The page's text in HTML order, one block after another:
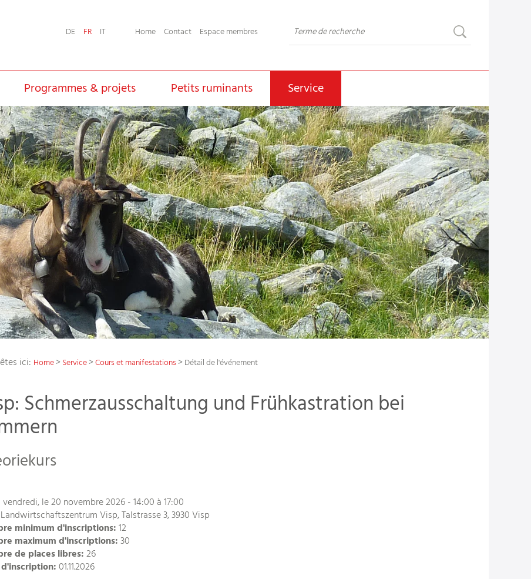
DE FR IT Home Contact Espace membres
Programmes & projets Petits ruminants Service
ici: Home>Service>Cours et manifestations>Détail de l'événement
Schmerzausschaltung und Frühkastration bei
vendredi, le 20 novembre 2026 - 14:00 à 17:00
Landwirtschaftszentrum Visp, Talstrasse 3, 3930 Visp
minimum d'inscriptions:12
maximum d'inscriptions:30
de places libres:26
01.11.2026